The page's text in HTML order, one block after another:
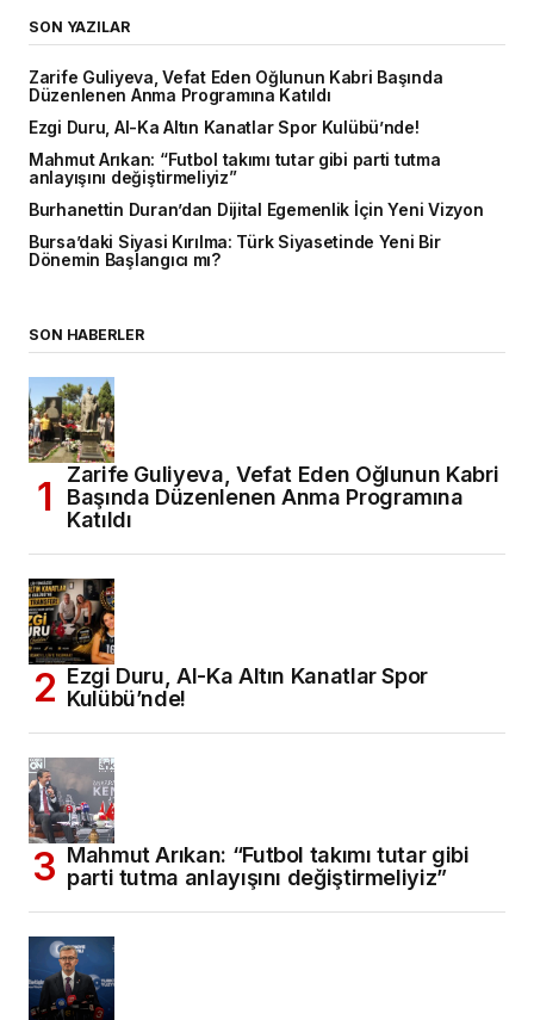
SON YAZILAR
Zarife Guliyeva, Vefat Eden Oğlunun Kabri Başında
Düzenlenen Anma Programına Katıldı
Ezgi Duru, Al-Ka Altın Kanatlar Spor Kulübü’nde!
Mahmut Arıkan: “Futbol takımı tutar gibi parti tutma
anlayışını değiştirmeliyiz”
Burhanettin Duran’dan Dijital Egemenlik İçin Yeni Vizyon
Bursa’daki Siyasi Kırılma: Türk Siyasetinde Yeni Bir
Dönemin Başlangıcı mı?
SON HABERLER
Zarife Guliyeva, Vefat Eden Oğlunun Kabri
Başında Düzenlenen Anma Programına
Katıldı
Ezgi Duru, Al-Ka Altın Kanatlar Spor
Kulübü’nde!
Mahmut Arıkan: “Futbol takımı tutar gibi
parti tutma anlayışını değiştirmeliyiz”